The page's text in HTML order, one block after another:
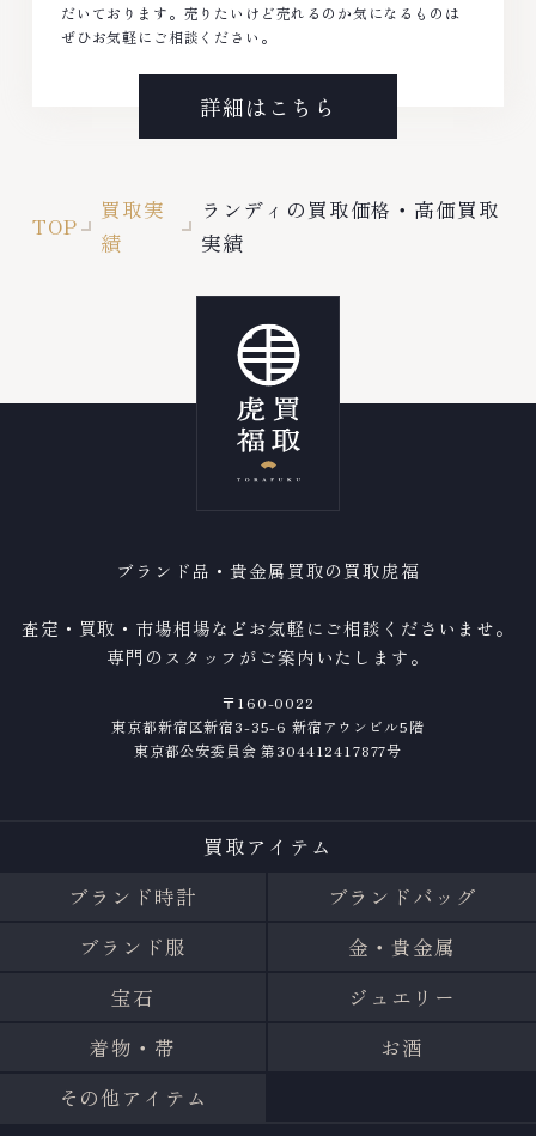
だいております。売りたいけど売れるのか気になるものは
ぜひお気軽にご相談ください。
詳細はこちら
TOP
買取実
績
ランディの買取価格・高価買取
実績
ブランド品・貴金属買取の買取虎福
査定・買取・市場相場などお気軽にご相談くださいませ。
専門のスタッフがご案内いたします。
〒160-0022
東京都新宿区新宿3-35-6 新宿アウンビル5階
東京都公安委員会 第304412417877号
買取アイテム
ブランド時計
ブランドバッグ
ブランド服
金・貴金属
宝石
ジュエリー
着物・帯
お酒
その他アイテム